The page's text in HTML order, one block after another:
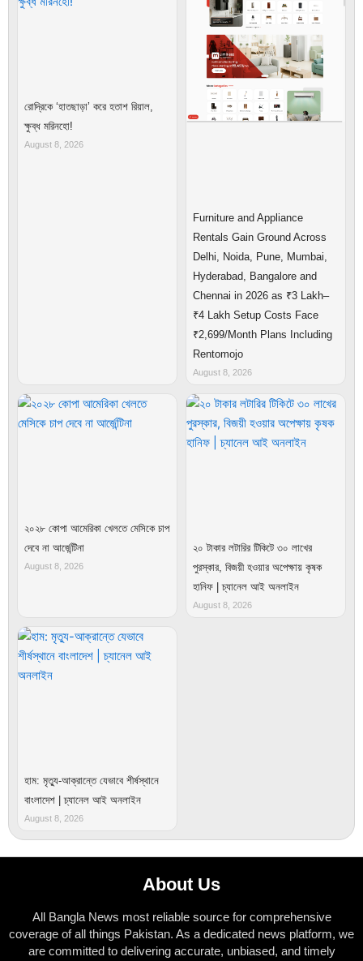
রোদ্রিকে ‘হাতছাড়া’ করে হতাশ রিয়াল,
ক্ষুব্ধ মরিনহো!
August 8, 2026
Furniture and Appliance
Rentals Gain Ground Across
Delhi, Noida, Pune, Mumbai,
Hyderabad, Bangalore and
Chennai in 2026 as ₹3 Lakh–
₹4 Lakh Setup Costs Face
₹2,699/Month Plans Including
Rentomojo
August 8, 2026
২০২৮ কোপা আমেরিকা খেলতে মেসিকে চাপ
দেবে না আর্জেন্টিনা
August 8, 2026
২০ টাকার লটারির টিকিটে ৩০ লাখের
পুরস্কার, বিজয়ী হওয়ার অপেক্ষায় কৃষক
হানিফ | চ্যানেল আই অনলাইন
August 8, 2026
হাম: মৃত্যু-আক্রান্তে যেভাবে শীর্ষস্থানে
বাংলাদেশ | চ্যানেল আই অনলাইন
August 8, 2026
About Us
All Bangla News most reliable source for comprehensive
coverage of all things Pakistan. As a dedicated news platform, we
are committed to delivering accurate, unbiased, and timely